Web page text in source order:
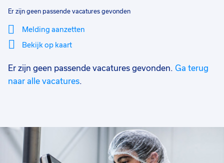
Er zijn geen passende vacatures gevonden
Melding aanzetten
Bekijk op kaart
Sluiten
Er zijn geen passende vacatures gevonden. Ga terug
naar alle vacatures.